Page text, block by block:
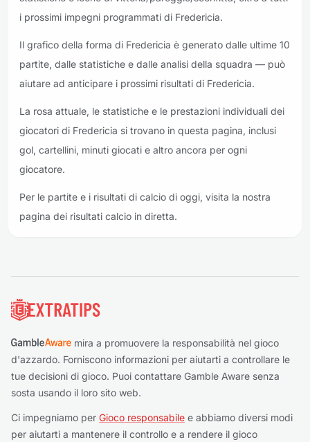
i prossimi impegni programmati di Fredericia.
Il grafico della forma di Fredericia è generato dalle ultime 10
partite, dalle statistiche e dalle analisi della squadra — può
aiutare ad anticipare i prossimi risultati di Fredericia.
La rosa attuale, le statistiche e le prestazioni individuali dei
giocatori di Fredericia si trovano in questa pagina, inclusi
gol, cartellini, minuti giocati e altro ancora per ogni
giocatore.
Per le partite e i risultati di calcio di oggi, visita la nostra
pagina dei risultati calcio in diretta.
mira a promuovere la responsabilità nel gioco
d'azzardo. Forniscono informazioni per aiutarti a controllare le
tue decisioni di gioco. Puoi contattare Gamble Aware senza
sosta usando il loro sito web.
Ci impegniamo per Gioco responsabile e abbiamo diversi modi
per aiutarti a mantenere il controllo e a rendere il gioco